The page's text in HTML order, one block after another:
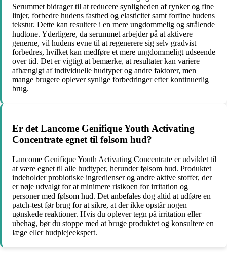
Serummet bidrager til at reducere synligheden af rynker og fine
linjer, forbedre hudens fasthed og elasticitet samt forfine hudens
tekstur. Dette kan resultere i en mere ungdommelig og strålende
hudtone. Yderligere, da serummet arbejder på at aktivere
generne, vil hudens evne til at regenerere sig selv gradvist
forbedres, hvilket kan medføre et mere ungdommeligt udseende
over tid. Det er vigtigt at bemærke, at resultater kan variere
afhængigt af individuelle hudtyper og andre faktorer, men
mange brugere oplever synlige forbedringer efter kontinuerlig
brug.
Er det Lancome Genifique Youth Activating
Concentrate egnet til følsom hud?
Lancome Genifique Youth Activating Concentrate er udviklet til
at være egnet til alle hudtyper, herunder følsom hud. Produktet
indeholder probiotiske ingredienser og andre aktive stoffer, der
er nøje udvalgt for at minimere risikoen for irritation og
personer med følsom hud. Det anbefales dog altid at udføre en
patch-test før brug for at sikre, at der ikke opstår nogen
uønskede reaktioner. Hvis du oplever tegn på irritation eller
ubehag, bør du stoppe med at bruge produktet og konsultere en
læge eller hudplejeekspert.